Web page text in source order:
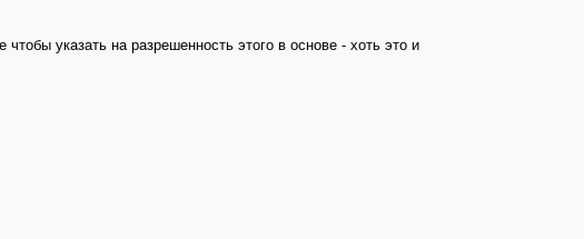
указать на разрешенность этого в основе - хоть это и